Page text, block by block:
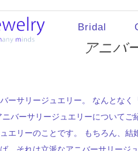
Bridal
アニバ
ーサリージュエリー。 なんとな
バーサリージュエリーについて
エリーのことです。 もちろん、